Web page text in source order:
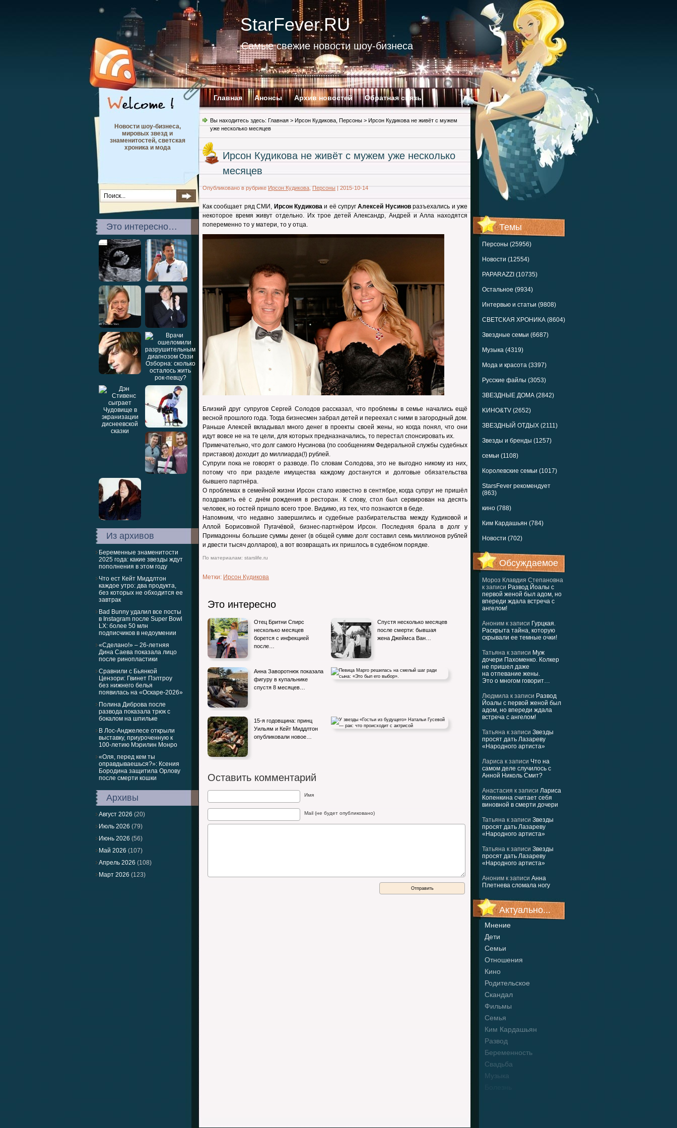
StarFever.RU
Самые свежие новости шоу-бизнеса
Главная Анонсы Архив новостей Обратная связь
Темы
Персоны (25956)
Новости (12554)
PAPARAZZI (10735)
Остальное (9934)
Интервью и статьи (9808)
СВЕТСКАЯ ХРОНИКА (8604)
Звездные семьи (6687)
Музыка (4319)
Мода и красота (3397)
Русские файлы (3053)
ЗВЕЗДНЫЕ ДОМА (2842)
KИНО&TV (2652)
ЗВЕЗДНЫЙ ОТДЫХ (2111)
Звезды и бренды (1257)
семьи (1108)
Королевские семьи (1017)
StarsFever рекомендует
(863)
кино (788)
Ким Кардашьян (784)
Новости (702)
Обсуждаемое
Мороз Клавдия Степановна
к записи Развод Йоалы с
первой женой был адом, но
впереди ждала встреча с
ангелом!
Аноним к записи Гурцкая.
Раскрыта тайна, которую
скрывали ее темные очки!
Татьяна к записи Муж
дочери Пахоменко. Колкер
не пришел даже
на отпевание жены.
Это о многом говорит…
Людмила к записи Развод
Йоалы с первой женой был
адом, но впереди ждала
встреча с ангелом!
Татьяна к записи Звезды
просят дать Лазареву
«Народного артиста»
Лариса к записи Что на
самом деле случилось с
Анной Николь Смит?
Анастасия к записи Лариса
Копенкина считает себя
виновной в смерти дочери
Татьяна к записи Звезды
просят дать Лазареву
«Народного артиста»
Татьяна к записи Звезды
просят дать Лазареву
«Народного артиста»
Аноним к записи Анна
Плетнева сломала ногу
Актуально...
Мнение
Дети
Семьи
Отношения
Кино
Родительское
Скандал
Фильмы
Семья
Ким Кардашьян
Развод
Беременность
Свадьба
Музыка
Новости шоу-бизнеса,
мировых звезд и
знаменитостей, светская
хроника и мода
Это интересно…
Из архивов
Беременные знаменитости
2025 года: какие звезды ждут
пополнения в этом году
Что ест Кейт Миддлтон
каждое утро: два продукта,
без которых не обходится ее
завтрак
Bad Bunny удалил все посты
в Instagram после Super Bowl
LX: более 50 млн
подписчиков в недоумении
«Сделано!» – 26-летняя
Дина Саева показала лицо
после ринопластики
Сравнили с Бьянкой
Цензори: Гвинет Пэлтроу
без нижнего белья
появилась на «Оскаре-2026»
Полина Диброва после
развода показала трюк с
бокалом на шпильке
В Лос-Анджелесе открыли
выставку, приуроченную к
100-летию Мэрилин Монро
«Оля, перед кем ты
оправдываешься?»: Ксения
Бородина защитила Орлову
после смерти кошки
Архивы
Август 2026 (20)
Июль 2026 (79)
Июнь 2026 (56)
Май 2026 (107)
Апрель 2026 (108)
Март 2026 (123)
Вы находитесь здесь: Главная > Ирсон Кудикова Персоны > Ирсон Кудикова не живёт с мужем
уже несколько месяцев
Ирсон Кудикова не живёт с мужем уже несколько
месяцев
Опубликовано в рубрике Ирсон Кудикова Персоны | 2015-10-14
Как сообщает ряд СМИ, Ирсон Кудиковаи её супругАлексей Нусиновразъехались и уже
некоторое время живут отдельно. Их трое детей Александр, Андрей и Алла находятся
попеременно то у матери, то у отца.
Близкий друг супругов Сергей Солодов рассказал, что проблемы в семье начались ещё
весной прошлого года. Тогда бизнесмен забрал детей и переехал с ними в загородный дом.
Раньше Алексей вкладывал много денег в проекты своей жены, но когда понял, что они
идут вовсе не на те цели, для которых предназначались, то перестал спонсировать их.
Примечательно, что долг самого Нусинова (по сообщениям Федеральной службы судебных
приставов) доходит до миллиарда(!) рублей.
Супруги пока не говорят о разводе. По словам Солодова, это не выгодно никому из них,
потому что при разделе имущества каждому достанутся и долговые обязательства
бывшего партнёра.
О проблемах в семейной жизни Ирсон стало известно в сентябре, когда супруг не пришёл
поздравить её с днём рождения в ресторан. К слову, стол был сервирован на десять
человек, но гостей пришло всего трое. Видимо, из тех, что познаются в беде.
Напомним, что недавно завершились и судебные разбирательства между Кудиковой и
Аллой Борисовной Пугачёвой, бизнес-партнёром Ирсон. Последняя брала в долг у
Примадонны большие суммы денег (в общей сумме долг составил семь миллионов рублей
и двести тысяч долларов), а вот возвращать их пришлось в судебном порядке.
По материалам: starslife.ru
Метки: Ирсон Кудикова
Это интересно
Отец Бритни Спирс
несколько месяцев
борется с инфекцией
после…
Спустя несколько месяцев
после смерти: бывшая
жена Джеймса Ван…
Анна Заворотнюк показала
фигуру в купальнике
спустя 8 месяцев…
Певица Марго решилась на смелый шаг ради
сына: «Это был его…
15-я годовщина: принц
Уильям и Кейт Миддлтон
опубликовали новое…
Оставить комментарий
Имя
Mail (не будет опубликовано)